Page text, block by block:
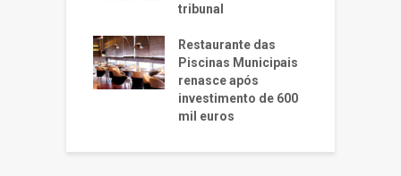
tribunal
Restaurante das
Piscinas Municipais
renasce após
investimento de 600
mil euros